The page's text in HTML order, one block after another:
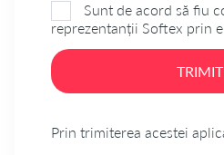
Sunt de acord să fiu
reprezentanții Softex prin
Prin trimiterea acestei